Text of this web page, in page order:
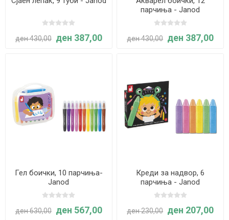
ден 430,00 ден 387,00
парчиња - Janod
ден 430,00 ден 387,00
Гел боички, 10 парчиња-
Janod
ден 630,00 ден 567,00
Креди за надвор, 6
парчиња - Janod
ден 230,00 ден 207,00